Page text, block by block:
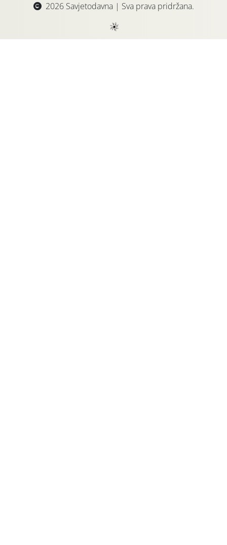
2026 Savjetodavna | Sva prava pridržana.